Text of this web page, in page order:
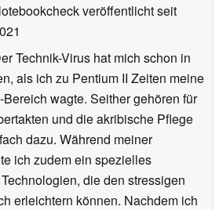
veröffentlichtseit
Technik-Virus hat mich schon in
als ich zu Pentium II Zeiten meine
wagte. Seither gehören für
und die akribische Pflege
dazu. Während meiner
ich zudem ein spezielles
die den stressigen
erleichtern können. Nachdem ich